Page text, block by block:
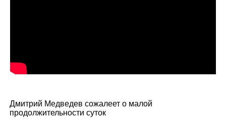
Дмитрий Медведев сожалеет о малой
продолжительности суток